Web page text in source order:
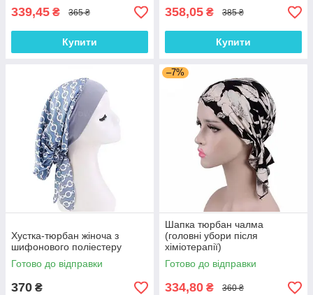
339,45 ₴ 365 ₴
Купити
358,05 ₴ 385 ₴
Купити
Хустка-тюрбан жіноча з
шифонового поліестеру
Готово до відправки
370 ₴
–7%
Шапка тюрбан чалма
(головні убори після
хіміотерапії)
Готово до відправки
334,80 ₴ 360 ₴